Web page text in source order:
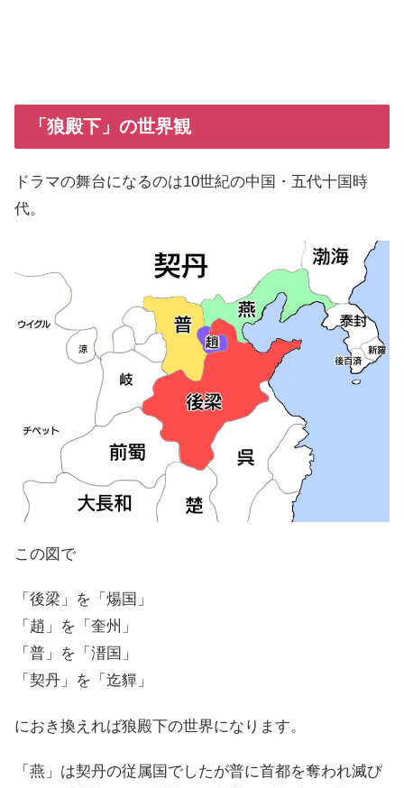
「狼殿下」の世界観
ドラマの舞台になるのは10世紀の中国・五代十国時
代。
この図で
「後梁」を「煬国」
「趙」を「奎州」
「普」を「溍国」
「契丹」を「迄貚」
におき換えれば狼殿下の世界になります。
「燕」は契丹の従属国でしたが普に首都を奪われ滅び